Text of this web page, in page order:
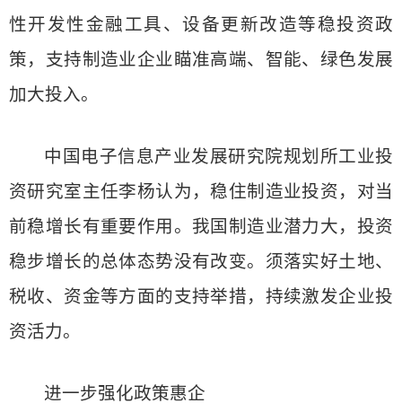
性开发性金融工具、设备更新改造等稳投资政
策，支持制造业企业瞄准高端、智能、绿色发展
加大投入。
中国电子信息产业发展研究院规划所工业投
资研究室主任李杨认为，稳住制造业投资，对当
前稳增长有重要作用。我国制造业潜力大，投资
稳步增长的总体态势没有改变。须落实好土地、
税收、资金等方面的支持举措，持续激发企业投
资活力。
进一步强化政策惠企